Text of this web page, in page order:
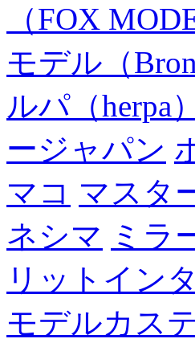
（FOX
モデル（
ルパ（herpa）
ージャパン
マコ マスタ
ネシマ ミラ
リットイン
モデルカス